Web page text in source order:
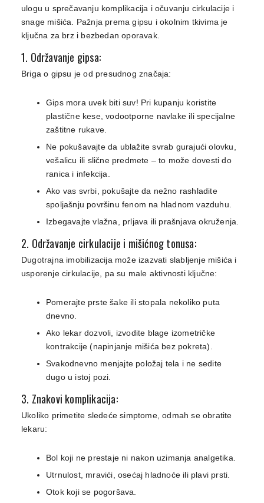
ulogu u sprečavanju komplikacija i očuvanju cirkulacije i
snage mišića. Pažnja prema gipsu i okolnim tkivima je
ključna za brz i bezbedan oporavak.
1. Održavanje gipsa:
Briga o gipsu je od presudnog značaja:
Gips mora uvek biti suv! Pri kupanju koristite
plastične kese, vodootporne navlake ili specijalne
zaštitne rukave.
Ne pokušavajte da ublažite svrab gurajući olovku,
vešalicu ili slične predmete – to može dovesti do
ranica i infekcija.
Ako vas svrbi, pokušajte da nežno rashladite
spoljašnju površinu fenom na hladnom vazduhu.
Izbegavajte vlažna, prljava ili prašnjava okruženja.
2. Održavanje cirkulacije i mišićnog tonusa:
Dugotrajna imobilizacija može izazvati slabljenje mišića i
usporenje cirkulacije, pa su male aktivnosti ključne:
Pomerajte prste šake ili stopala nekoliko puta
dnevno.
Ako lekar dozvoli, izvodite blage izometričke
kontrakcije (napinjanje mišića bez pokreta).
Svakodnevno menjajte položaj tela i ne sedite
dugo u istoj pozi.
3. Znakovi komplikacija:
Ukoliko primetite sledeće simptome, odmah se obratite
lekaru:
Bol koji ne prestaje ni nakon uzimanja analgetika.
Utrnulost, mravići, osećaj hladnoće ili plavi prsti.
Otok koji se pogoršava.